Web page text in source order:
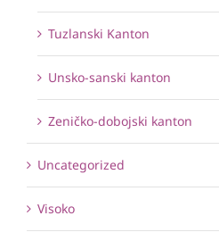
Tuzlanski Kanton
Unsko-sanski kanton
Zeničko-dobojski kanton
Uncategorized
Visoko